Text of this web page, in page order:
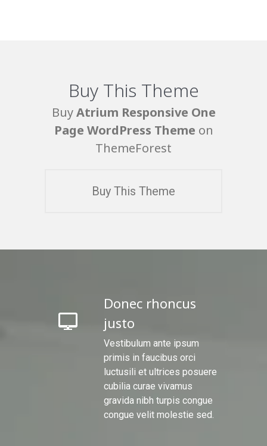
Buy This Theme
BuyAtrium Responsive One
Page WordPress Theme on
ThemeForest
Buy This Theme
Donec rhoncus
justo
Vestibulum ante ipsum
primis in faucibus orci
luctusili et ultrices posuere
cubilia curae vivamus
gravida nibh turpis congue
congue velit molestie sed.